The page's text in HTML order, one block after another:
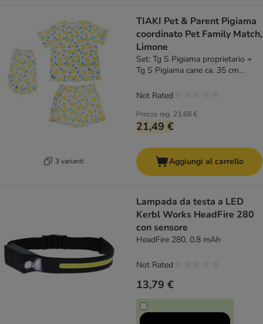
3 varianti
TIAKI Pet & Parent Pigiama
coordinato Pet Family Match,
Limone
Set: Tg S Pigiama proprietario +
Tg S Pigiama cane ca. 35 cm
Prezzo reg. 23,68 €
21,49 €
Not Rated
Aggiungi al carrello
Lampada da testa a LED
Kerbl Works HeadFire 280
con sensore
HeadFire 280, 0.8 mAh
13,79 €
Not Rated